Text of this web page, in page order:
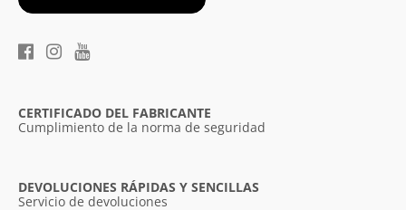
CERTIFICADO DEL FABRICANTE
Cumplimiento de la norma de seguridad
DEVOLUCIONES RÁPIDAS Y SENCILLAS
Servicio de devoluciones